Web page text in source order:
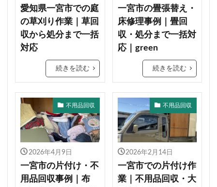
愛知県一宮市での庭
の草刈り作業｜草回
収から処分まで一括
対応
続きを読む
一宮市の畳張替え・
床修理事例｜畳回
収・処分まで一括対
応｜green
続きを読む
不用品回収
2026年4月9日
一宮市の片付け・不
用品回収事例｜布
不用品回収
2026年2月14日
一宮市での片付け作
業｜不用品回収・大